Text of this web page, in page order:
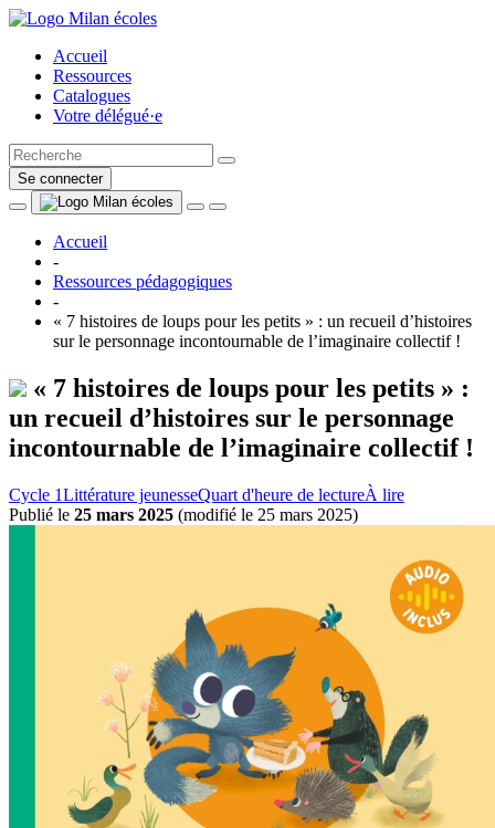
Accueil
Ressources
Catalogues
Votre délégué·e
Se connecter
Accueil
-
Ressources pédagogiques
-
« 7 histoires de loups pour les petits » : un recueil d’histoires
sur le personnage incontournable de l’imaginaire collectif !
« 7 histoires de loups pour les petits » :
un recueil d’histoires sur le personnage
incontournable de l’imaginaire collectif !
Cycle 1Littérature jeunesseQuart d'heure de lectureÀ lire
Publié le 25 mars 2025 (modifié le 25 mars 2025)